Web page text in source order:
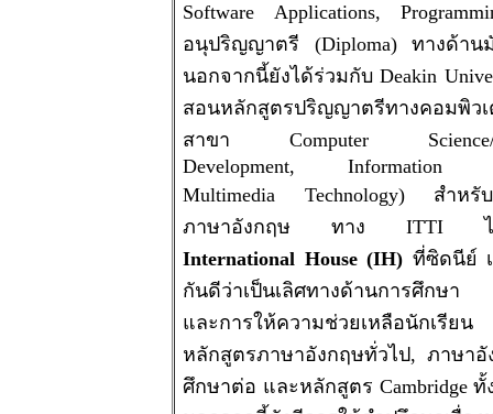
Software Applications,
อนุปริญญาตรี (Diploma) ทางด้าน
นอกจากนี้ยังได้ร่วมกับ Deakin
สอนหลักสูตรปริญญาตรีทางคอมพิวเ
สาขา Computer Science/
Development, Information
Multimedia Technology) สำหรั
ภาษาอังกฤษ ทาง ITTI ได้
International House (IH) ที่ซิดนีย์
กันดีว่าเป็นเลิศทางด้านการศึกษา
และการให้ความช่วยเหลือนักเรียน
หลักสูตรภาษาอังกฤษทั่วไป, ภาษาอั
ศึกษาต่อ และหลักสูตร Cambridge ทั้